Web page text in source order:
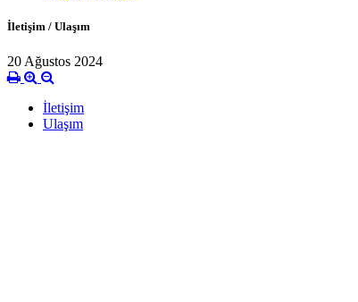
İletişim / Ulaşım
20 Ağustos 2024
İletişim
Ulaşım